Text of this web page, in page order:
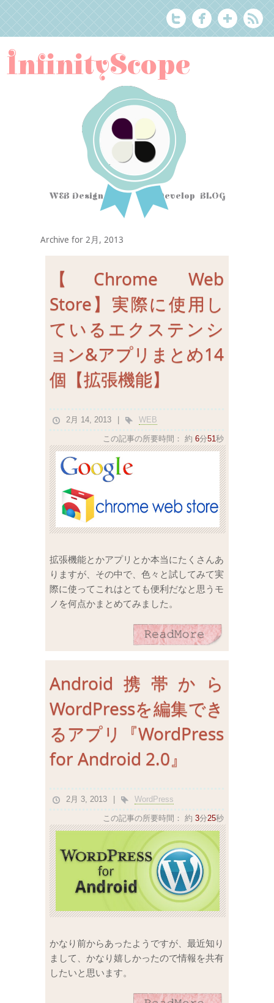
InfinityScope
WEB Design Tips Develop BLOG
Archive for 2月, 2013
【Chrome Web
Store】実際に使用し
ているエクステンシ
ョン&アプリまとめ14
個【拡張機能】
2月 14, 2013 WEB
この記事の所要時間：約6分51秒
拡張機能とかアプリとか本当にたくさんあ
りますが、その中で、色々と試してみて実
際に使ってこれはとても便利だなと思うモ
ノを何点かまとめてみました。
Android携帯から
WordPressを編集でき
るアプリ『WordPress
for Android 2.0』
2月 3, 2013 WordPress
この記事の所要時間：約3分25秒
かなり前からあったようですが、最近知り
まして、かなり嬉しかったので情報を共有
したいと思います。